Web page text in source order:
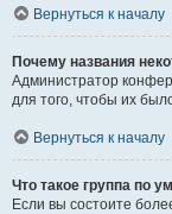
Вернуться к началу
Почему названия
Администратор
для того, чтобы их
Вернуться к началу
Что такое группа по
Если вы состоите